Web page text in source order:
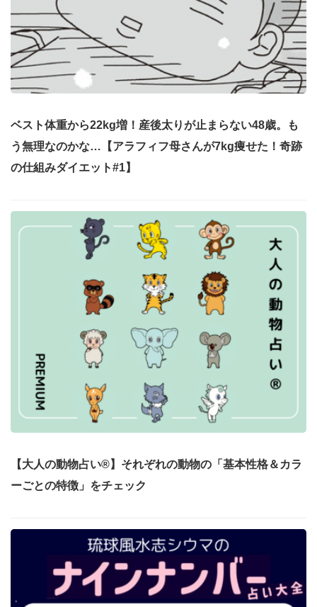
ベスト体重から22kg増！産後太りが止まらない48歳。も
う無理なのかな…【アラフィフ母さんが7kg痩せた！奇跡
の仕組みダイエット#1】
【大人の動物占い®】それぞれの動物の「基本性格＆カラ
ーごとの特徴」をチェック